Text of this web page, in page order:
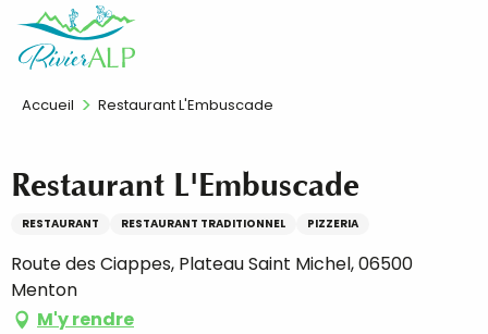
contenu
FR
Accueil Restaurant L'Embuscade
Restaurant L'Embuscade
RESTAURANT RESTAURANT TRADITIONNEL PIZZERIA
Route des Ciappes, Plateau Saint Michel, 06500
Menton
M'y rendre